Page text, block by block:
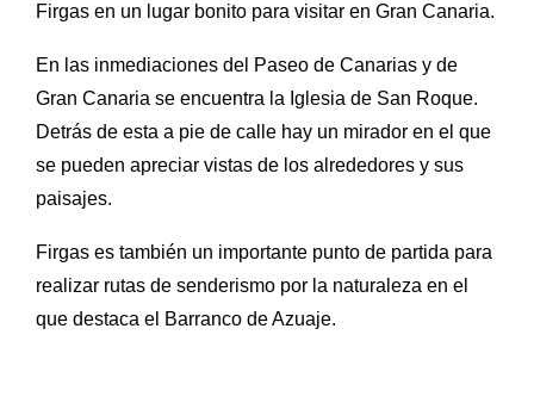
Firgas en un lugar bonito para visitar en Gran Canaria.
En las inmediaciones del Paseo de Canarias y de
Gran Canaria se encuentra la Iglesia de San Roque.
Detrás de esta a pie de calle hay un mirador en el que
se pueden apreciar vistas de los alrededores y sus
paisajes.
Firgas es también un importante punto de partida para
realizar rutas de senderismo por la naturaleza en el
que destaca el Barranco de Azuaje.